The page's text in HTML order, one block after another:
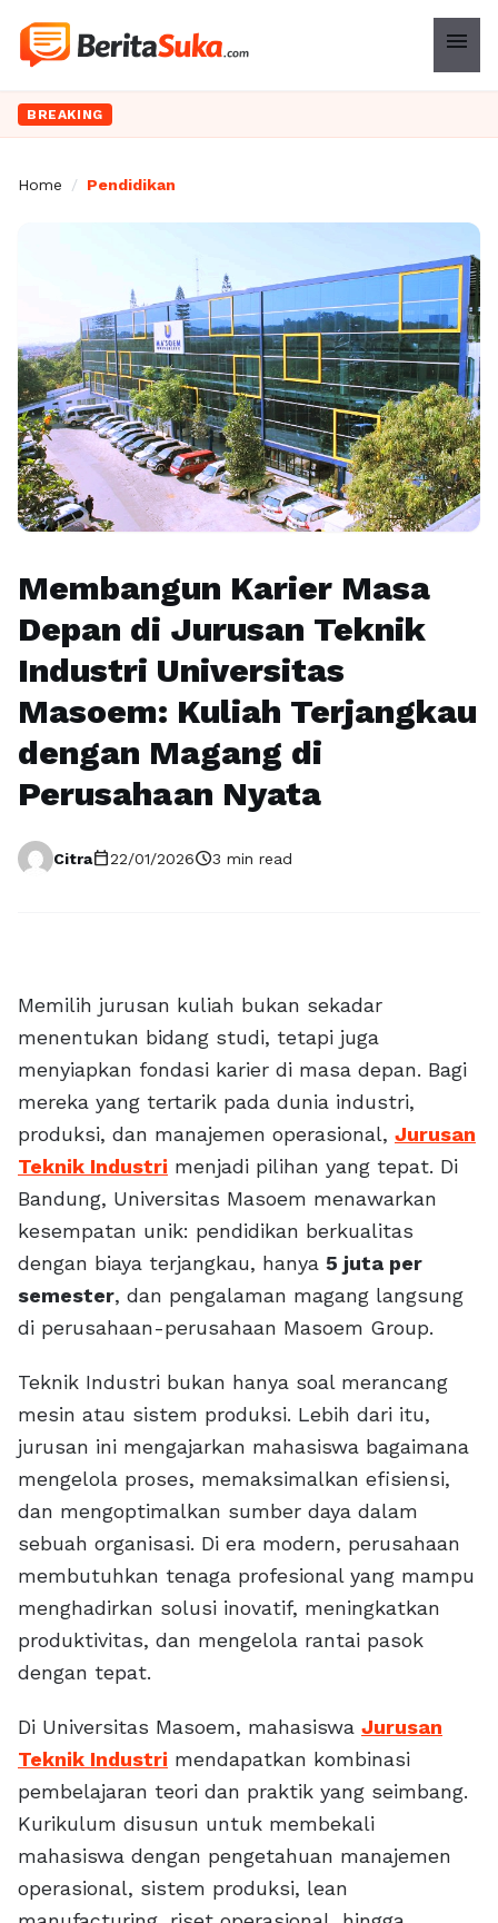
menu
BREAKING
Home / Pendidikan
Membangun Karier Masa
Depan di Jurusan Teknik
Industri Universitas
Masoem: Kuliah Terjangkau
dengan Magang di
Perusahaan Nyata
Citracalendar_today22/01/2026schedule3 min read
Memilih jurusan kuliah bukan sekadar
menentukan bidang studi, tetapi juga
menyiapkan fondasi karier di masa depan. Bagi
mereka yang tertarik pada dunia industri,
produksi, dan manajemen operasional, Jurusan
Teknik Industri menjadi pilihan yang tepat. Di
Bandung, Universitas Masoem menawarkan
kesempatan unik: pendidikan berkualitas
dengan biaya terjangkau, hanya 5 juta per
semester, dan pengalaman magang langsung
di perusahaan-perusahaan Masoem Group.
Teknik Industri bukan hanya soal merancang
mesin atau sistem produksi. Lebih dari itu,
jurusan ini mengajarkan mahasiswa bagaimana
mengelola proses, memaksimalkan efisiensi,
dan mengoptimalkan sumber daya dalam
sebuah organisasi. Di era modern, perusahaan
membutuhkan tenaga profesional yang mampu
menghadirkan solusi inovatif, meningkatkan
produktivitas, dan mengelola rantai pasok
dengan tepat.
Di Universitas Masoem, mahasiswa Jurusan
Teknik Industri mendapatkan kombinasi
pembelajaran teori dan praktik yang seimbang.
Kurikulum disusun untuk membekali
mahasiswa dengan pengetahuan manajemen
operasional, sistem produksi, lean